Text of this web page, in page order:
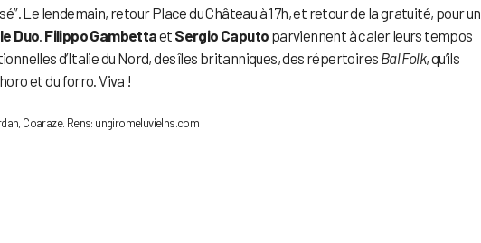
Le lendemain, retour Place du Château à 17h, et retour de la gratuité, pour un
Duo Filippo Gambettaet Sergio Caputo parviennent à caler leurs tempos
d’Italie du Nord, des îles britanniques, des répertoires Bal Folk, qu’ils
et du forro. Viva !
Coaraze. Rens: ungiromeluvielhs.com